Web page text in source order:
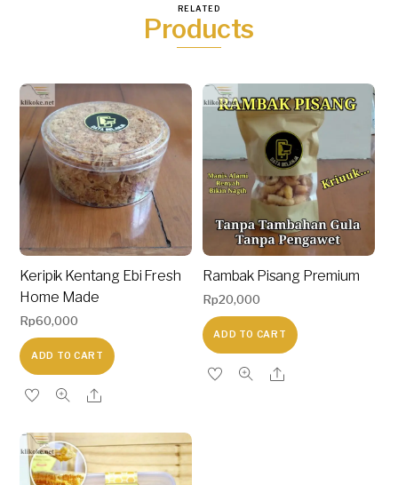
RELATED
Products
Keripik Kentang Ebi Fresh
Home Made
Rp60,000
ADD TO CART
Rambak Pisang Premium
Rp20,000
ADD TO CART